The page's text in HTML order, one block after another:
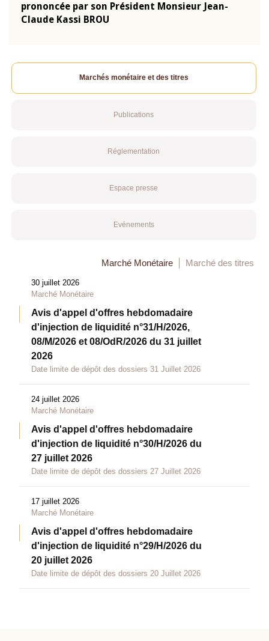
prononcée par son Président Monsieur Jean-
Claude Kassi BROU
Marchés monétaire et des titres
Publications
Réglementation
Espace presse
Evénements
Marché Monétaire Marché des titres
30 juillet 2026
Marché Monétaire
Avis d'appel d'offres hebdomadaire
d'injection de liquidité n°31/H/2026,
08/M/2026 et 08/OdR/2026 du 31 juillet
2026
Date limite de dépôt des dossiers 31 Juillet 2026
24 juillet 2026
Marché Monétaire
Avis d'appel d'offres hebdomadaire
d'injection de liquidité n°30/H/2026 du
27 juillet 2026
Date limite de dépôt des dossiers 27 Juillet 2026
17 juillet 2026
Marché Monétaire
Avis d'appel d'offres hebdomadaire
d'injection de liquidité n°29/H/2026 du
20 juillet 2026
Date limite de dépôt des dossiers 20 Juillet 2026